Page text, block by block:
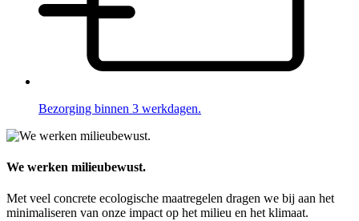
Bezorging binnen 3 werkdagen.
We werken milieubewust.
Met veel concrete ecologische maatregelen dragen we bij aan het
minimaliseren van onze impact op het milieu en het klimaat.